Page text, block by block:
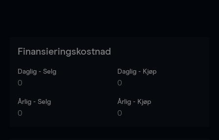
Finansieringskostnad
Daglig - Selg
0
Daglig - Kjøp
0
Årlig - Selg
0
Årlig - Kjøp
0